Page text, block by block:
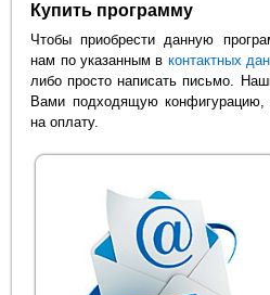
Купить программу
Чтобы приобрести данную
нам по указанным в контактных
либо просто написать письмо.
Вами подходящую конфигурацию,
на оплату.